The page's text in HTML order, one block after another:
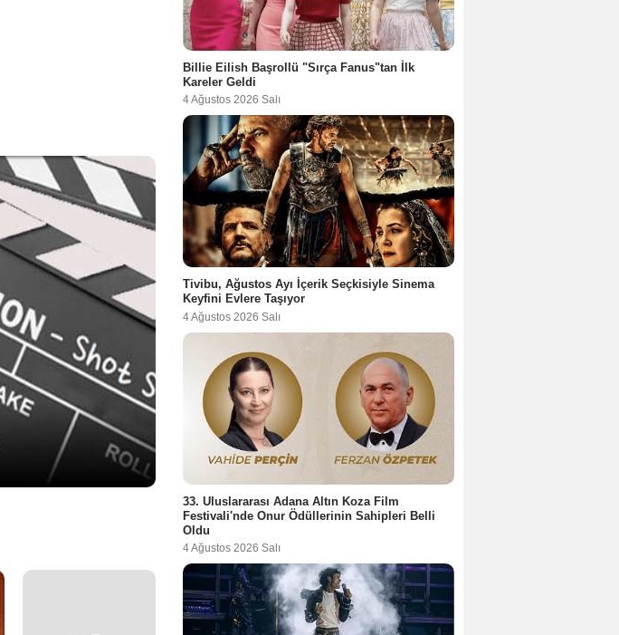
Billie Eilish Başrollü "Sırça Fanus"tan İlk
Kareler Geldi
4 Ağustos 2026 Salı
Tivibu, Ağustos Ayı İçerik Seçkisiyle Sinema
Keyfini Evlere Taşıyor
4 Ağustos 2026 Salı
33. Uluslararası Adana Altın Koza Film
Festivali'nde Onur Ödüllerinin Sahipleri Belli
Oldu
4 Ağustos 2026 Salı